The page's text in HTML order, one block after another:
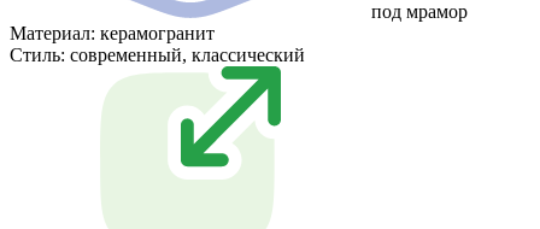
под мрамор
Материал: керамогранит
Стиль: современный, классический